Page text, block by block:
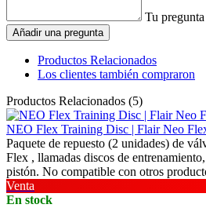
Tu pregunta
Añadir una pregunta
Productos Relacionados
Los clientes también compraron
Productos Relacionados (5)
NEO Flex Training Disc | Flair Neo
Paquete de repuesto (2 unidades) de
Flex , llamadas discos de
pistón. No compatible con otros
Venta
En stock